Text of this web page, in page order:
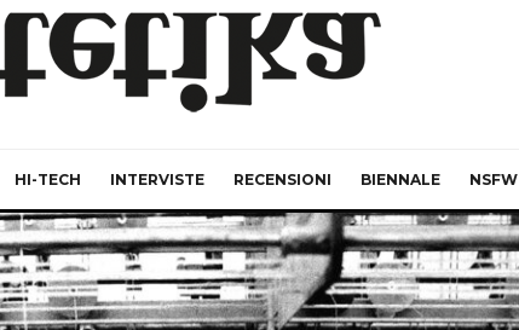
HI-TECH INTERVISTE RECENSIONI BIENNALE NSFW